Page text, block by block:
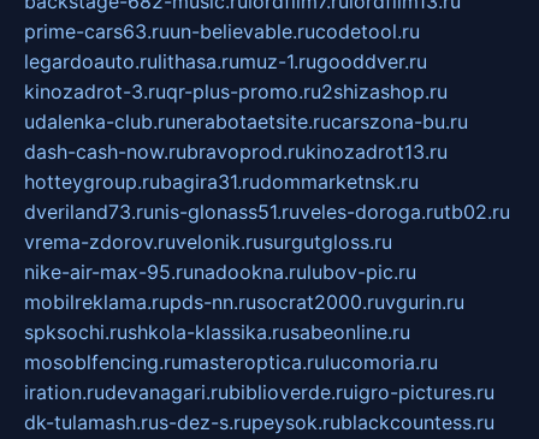
prime-cars63.ruun-believable.rucodetool.ru
legardoauto.rulithasa.rumuz-1.rugooddver.ru
kinozadrot-3.ruqr-plus-promo.ru2shizashop.ru
udalenka-club.runerabotaetsite.rucarszona-bu.ru
dash-cash-now.rubravoprod.rukinozadrot13.ru
hotteygroup.rubagira31.rudommarketnsk.ru
dveriland73.runis-glonass51.ruveles-doroga.rutb02.ru
vrema-zdorov.ruvelonik.rusurgutgloss.ru
nike-air-max-95.runadookna.rulubov-pic.ru
mobilreklama.rupds-nn.rusocrat2000.ruvgurin.ru
spksochi.rushkola-klassika.rusabeonline.ru
mosoblfencing.rumasteroptica.rulucomoria.ru
iration.rudevanagari.rubiblioverde.ruigro-pictures.ru
dk-tulamash.rus-dez-s.rupeysok.rublackcountess.ru